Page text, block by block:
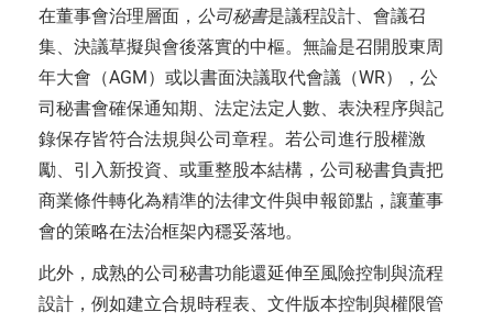
在董事會治理層面， 公司秘書是議程設計、會議召
集、決議草擬與會後落實的中樞。無論是召開股東周
年大會（AGM）或以書面決議取代會議（WR），公
司秘書會確保通知期、法定法定人數、表決程序與記
錄保存皆符合法規與公司章程。若公司進行股權激
勵、引入新投資、或重整股本結構，公司秘書負責把
商業條件轉化為精準的法律文件與申報節點，讓董事
會的策略在法治框架內穩妥落地。
此外，成熟的公司秘書功能還延伸至風險控制與流程
設計，例如建立合規時程表、文件版本控制與權限管